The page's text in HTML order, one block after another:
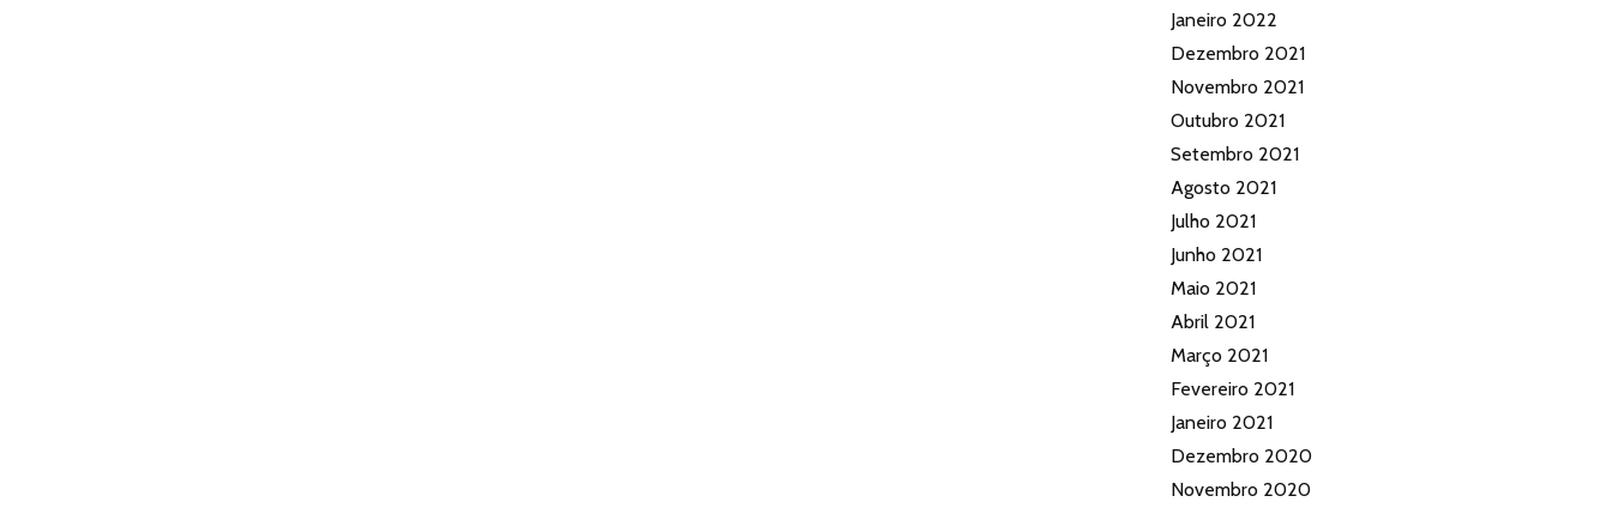
Janeiro 2022
Dezembro 2021
Novembro 2021
Outubro 2021
Setembro 2021
Agosto 2021
Julho 2021
Junho 2021
Maio 2021
Abril 2021
Março 2021
Fevereiro 2021
Janeiro 2021
Dezembro 2020
Novembro 2020